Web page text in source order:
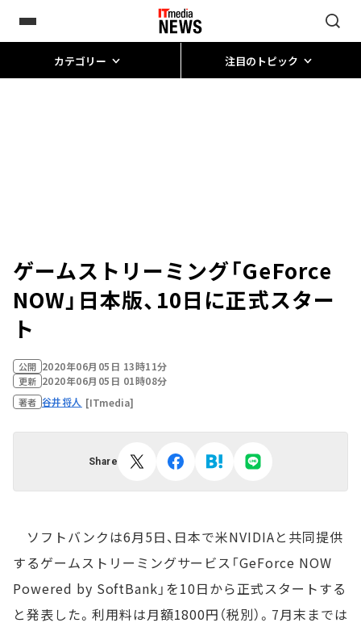
カテゴリー 注目のトピック
ゲームストリーミング「GeForce
NOW」日本版、10日に正式スター
ト
公開 2020年06月05日 13時11分
更新 2020年06月05日 01時08分
著者 谷井将人 [ITmedia]
Share
ソフトバンクは6月5日、日本で米NVIDIAと共同提供
するゲームストリーミングサービス「GeForce NOW
Powered by SoftBank」を10日から正式スタートする
と発表した。利用料は月額1800円（税別）。7月末までは